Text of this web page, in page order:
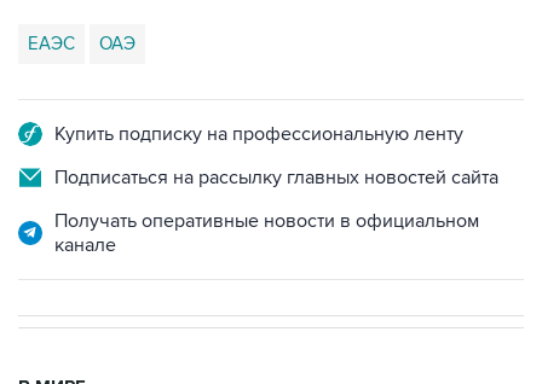
ЕАЭС ОАЭ
Купить подписку на профессиональную ленту
Подписаться на рассылку главных новостей сайта
Получать оперативные новости в официальном
канале